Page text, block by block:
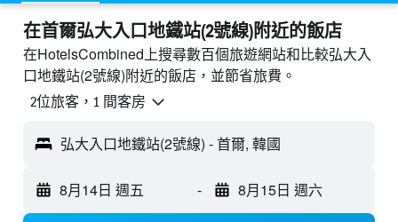
​在首爾弘大入口地鐵站(2號線)附近​的飯店
在HotelsCombined上搜尋數百個旅遊網站和比較弘大入
口地鐵站(2號線)附近的飯店，並節省旅費。
2位旅客，1 間客房
弘大入口地鐵站(2號線) - 首爾, 韓國
8月14日 週五 - 8月15日 週六